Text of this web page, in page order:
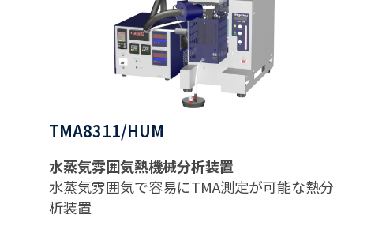
TMA8311/HUM
水蒸気雰囲気熱機械分析装置
水蒸気雰囲気で容易にTMA測定が可能な熱分
析装置